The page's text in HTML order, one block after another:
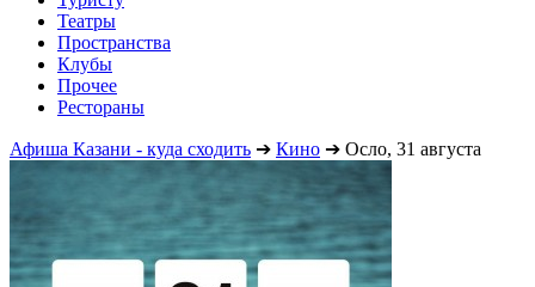
Театры
Пространства
Клубы
Прочее
Рестораны
Афиша Казани - куда сходить ➔ Кино ➔ Осло, 31 августа